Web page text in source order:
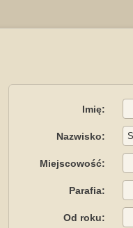
Imię:
Nazwisko:
Miejscowość:
Parafia:
Od roku: